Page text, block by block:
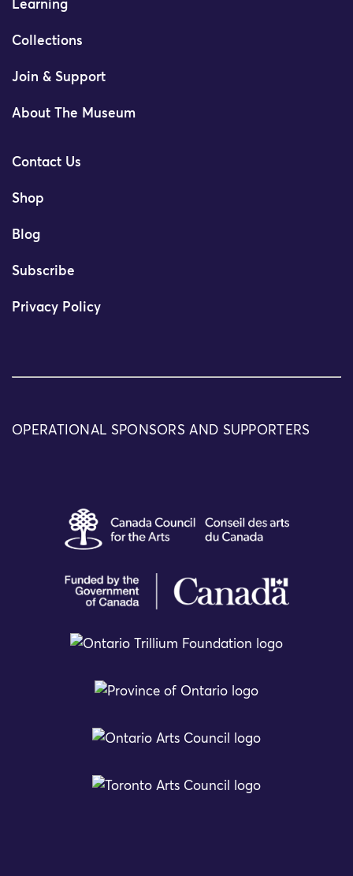
Learning
Collections
Join & Support
About The Museum
Contact Us
Shop
Blog
Subscribe
Privacy Policy
OPERATIONAL SPONSORS AND SUPPORTERS